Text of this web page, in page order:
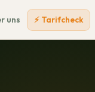
uns ⚡ Tarifcheck